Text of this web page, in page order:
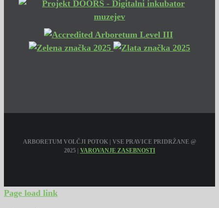
ARBORETUM VOLČJI POTOK | VSE PRAVICE PRIDRŽANE @
2025 | VAROVANJE ZASEBNOSTI
Page load link